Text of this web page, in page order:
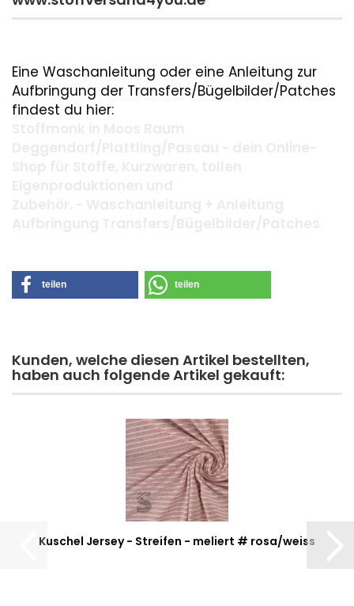
Eine Waschanleitung oder eine Anleitung zur
Aufbringung der Transfers/Bügelbilder/Patches
findest du hier:
teilen teilen
Kunden, welche diesen Artikel bestellten,
haben auch folgende Artikel gekauft:
Kuschel Jersey - Streifen - meliert # rosa/weiss